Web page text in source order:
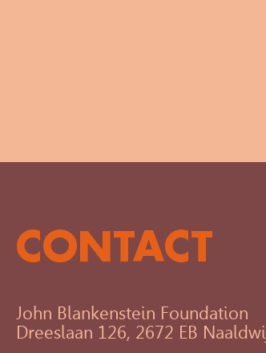
CONTACT
John Blankenstein Foundation
Dreeslaan 126, 2672 EB